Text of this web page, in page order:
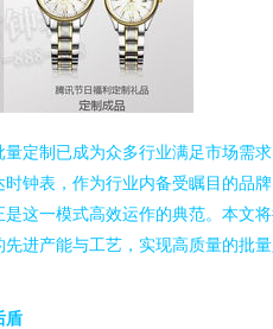
定制已成为众多行业满足市场需
钟表，作为行业内备受瞩目的品
这一模式高效运作的典范。本文
进产能与工艺，实现高质量的批
盾